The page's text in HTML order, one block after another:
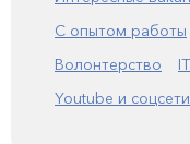
С опытом работы
Волонтерство
Youtube и соцсети